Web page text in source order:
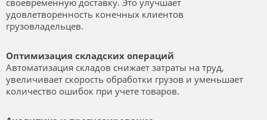
своевременную доставку. Это улучшает
удовлетворенность конечных клиентов
грузовладельцев.
Оптимизация складских операций
Автоматизация складов снижает затраты на труд,
увеличивает скорость обработки грузов и уменьшает
количество ошибок при учете товаров.